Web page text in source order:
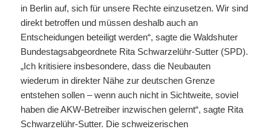
in Berlin auf, sich für unsere Rechte einzusetzen. Wir sind
direkt betroffen und müssen deshalb auch an
Entscheidungen beteiligt werden“, sagte die Waldshuter
Bundestagsabgeordnete Rita Schwarzelühr-Sutter (SPD).
„Ich kritisiere insbesondere, dass die Neubauten
wiederum in direkter Nähe zur deutschen Grenze
entstehen sollen – wenn auch nicht in Sichtweite, soviel
haben die AKW-Betreiber inzwischen gelernt“, sagte Rita
Schwarzelühr-Sutter. Die schweizerischen